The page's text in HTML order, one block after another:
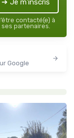
➔ Je m'inscris
contacté(e) à
partenaires.
Google